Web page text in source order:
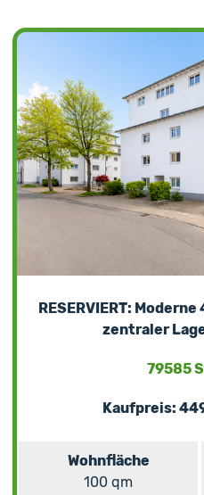
RESERVIERT:
zentraler
79585
Kaufpreis:
Wohnfläche
100 qm